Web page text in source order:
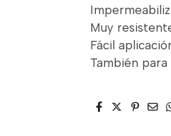
Muy
Fácil
También